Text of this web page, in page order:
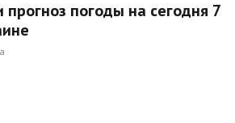
погоды на сегодня 7